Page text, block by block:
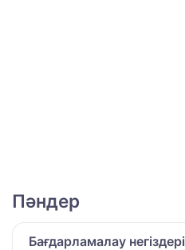
Пәндер
Бағдарламалау негіздері